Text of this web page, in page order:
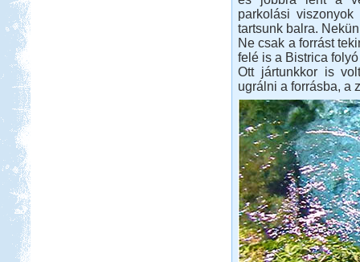
parkolási
tartsunk balra.
Ne csak a forrást
felé is a Bistrica
Ott jártunkkor is
ugrálni a forrásba, a